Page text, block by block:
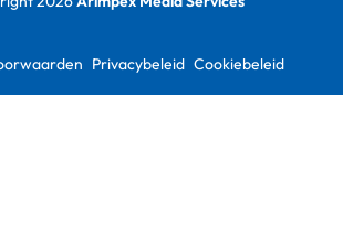
Privacybeleid Cookiebeleid